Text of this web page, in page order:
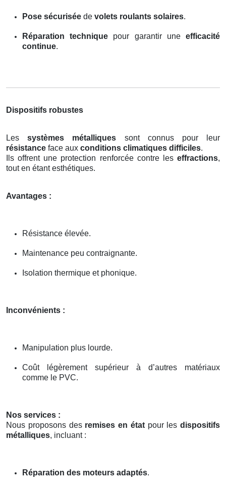
Pose sécurisée de volets roulants solaires.
Réparation technique pour garantir uneefficacité
continue.
Dispositifs robustes
Lessystèmes métalliques sont connus pour leur
résistance face aux conditions climatiques difficiles.
Ils offrent une protection renforcée contre les effractions,
tout en étant esthétiques.
Avantages :
Résistance élevée.
Maintenance peu contraignante.
Isolation thermique et phonique.
Inconvénients :
Manipulation plus lourde.
Coût légèrement supérieur à d’autres matériaux
comme le PVC.
Nos services :
Nous proposons des remises en étatpour les dispositifs
métalliques, incluant :
Réparation des moteurs adaptés.